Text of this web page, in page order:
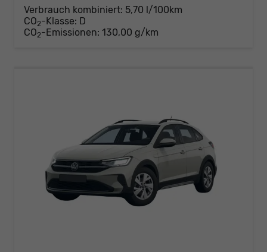
Verbrauch kombiniert: 5,70 l/100km
CO2-Klasse: D
CO2-Emissionen: 130,00 g/km